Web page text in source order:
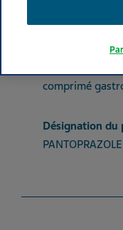
MÉDICAMENTS POUR
comprimé
Désignation du
PANTOPRAZOLE